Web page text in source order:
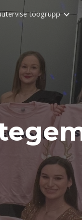
töögrupp